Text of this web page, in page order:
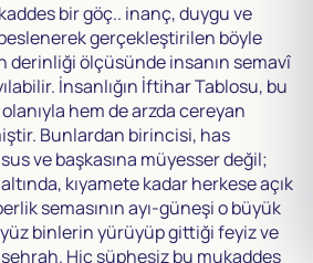
bir göç.. inanç, duygu ve
gerçekleştirilen böyle
derinliği ölçüsünde insanın semavî
İnsanlığın İftihar Tablosu, bu
hem de arzda cereyan
Bunlardan birincisi, has
ve başkasına müyesser değil;
kıyamete kadar herkese açık
semasının ayı-güneşi o büyük
binlerin yürüyüp gittiği feyiz ve
şehrah. Hiç şüphesiz bu mukaddes